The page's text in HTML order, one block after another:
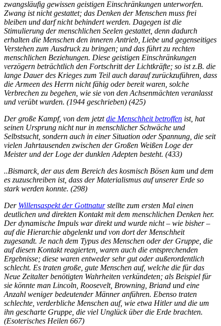
zwangsläufig gewissen geistigen Einschränkungen unterworfen.
Zwang ist nicht gestattet; das Denken der Menschen muss frei
bleiben und darf nicht behindert werden. Dagegen ist die
Stimulierung der menschlichen Seelen gestattet, denn dadurch
erhalten die Menschen den inneren Antrieb, Liebe und gegenseitiges
Verstehen zum Ausdruck zu bringen; und das führt zu rechten
menschlichen Beziehungen. Diese geistigen Einschränkungen
verzögern beträchtlich den Fortschritt der Lichtkräfte; so ist z.B. die
lange Dauer des Krieges zum Teil auch darauf zurückzuführen, dass
die Armeen des Herrn nicht fähig oder bereit waren, solche
Verbrechen zu begehen, wie sie von den Achsenmächten veranlasst
und verübt wurden. (1944 geschrieben) (425)
Der große Kampf, von dem jetztdie Menschheit betroffen ist, hat
seinen Ursprung nicht nur in menschlicher Schwäche und
Selbstsucht, sondern auch in einer Situation oder Spannung, die seit
vielen Jahrtausenden zwischen der Großen Weißen Loge der
Meister und der Loge der dunklen Adepten besteht. (433)
..Bismarck, der aus dem Bereich des kosmisch Bösen kam und dem
es zuzuschreiben ist, dass der Materialismus auf unserer Erde so
stark werden konnte. (298)
Der Willensaspekt der Gottnaturstellte zum ersten Mal einen
deutlichen und direkten Kontakt mit dem menschlichen Denken her.
Der dynamische Impuls war direkt und wurde nicht – wie bisher –
auf die Hierarchie abgelenkt und von dort der Menschheit
zugesandt. Je nach dem Typus des Menschen oder der Gruppe, die
auf diesen Kontakt reagierten, waren auch die entsprechenden
Ergebnisse; diese waren entweder sehr gut oder außerordentlich
schlecht. Es traten große, gute Menschen auf, welche die für das
Neue Zeitalter benötigten Wahrheiten verkündeten; als Beispiel für
sie könnte man Lincoln, Roosevelt, Browning, Briand und eine
Anzahl weniger bedeutender Männer anführen. Ebenso traten
schlechte, verderbliche Menschen auf, wie etwa Hitler und die um
ihn gescharte Gruppe, die viel Unglück über die Erde brachten.
(Esoterisches Heilen 667)